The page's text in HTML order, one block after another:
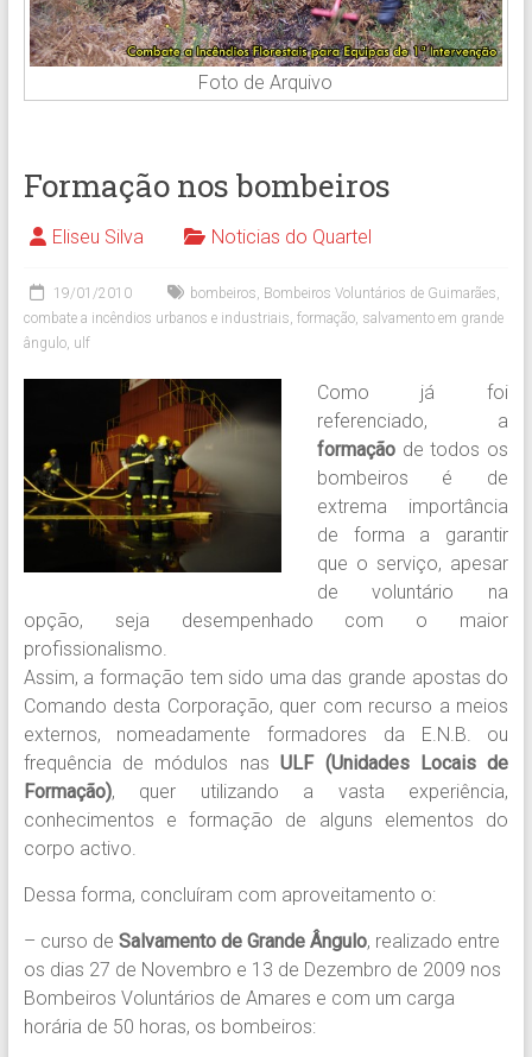
Foto de Arquivo
Formação nos bombeiros
Eliseu Silva Noticias do Quartel
19/01/2010 bombeiros, Bombeiros Voluntários de Guimarães,
combate a incêndios urbanos e industriais, formação, salvamento em grande
ângulo, ulf
Como já foi
referenciado, a
formaçãode todos os
bombeiros é de
extrema importância
de forma a garantir
que o serviço, apesar
de voluntário na
opção, seja desempenhado com o maior
profissionalismo.
Assim, a formação tem sido uma das grande apostas do
Comando desta Corporação, quer com recurso a meios
externos, nomeadamente formadores da E.N.B. ou
frequência de módulos nasULF (Unidades Locais de
Formação), quer utilizando a vasta experiência,
conhecimentos e formação de alguns elementos do
corpo activo.
Dessa forma, concluíram com aproveitamento o:
– curso de Salvamento de Grande Ângulo, realizado entre
os dias 27 de Novembro e 13 de Dezembro de 2009 nos
Bombeiros Voluntários de Amares e com um carga
horária de 50 horas, os bombeiros: